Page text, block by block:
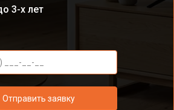
3-х лет
Отправить заявку